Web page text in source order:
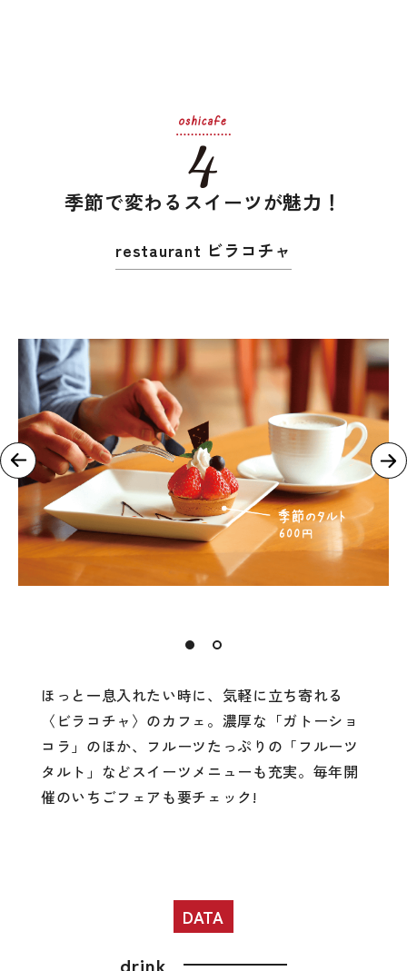
季節で変わるスイーツが魅力！
restaurant ビラコチャ
ほっと一息入れたい時に、気軽に立ち寄れる
〈ビラコチャ〉のカフェ。濃厚な「ガトーショ
コラ」のほか、フルーツたっぷりの「フルーツ
タルト」などスイーツメニューも充実。毎年開
催のいちごフェアも要チェック!
DATA
drink